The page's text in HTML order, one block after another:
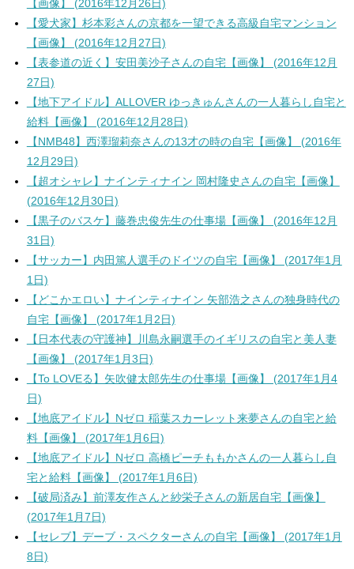
【画像】 (2016年12月26日)
【愛犬家】杉本彩さんの京都を一望できる高級自宅マンション
【画像】 (2016年12月27日)
【表参道の近く】安田美沙子さんの自宅【画像】 (2016年12月
27日)
【地下アイドル】ALLOVER ゆっきゅんさんの一人暮らし自宅と
給料【画像】 (2016年12月28日)
【NMB48】西澤瑠莉奈さんの13才の時の自宅【画像】 (2016年
12月29日)
【超オシャレ】ナインティナイン 岡村隆史さんの自宅【画像】
(2016年12月30日)
【黒子のバスケ】藤巻忠俊先生の仕事場【画像】 (2016年12月
31日)
【サッカー】内田篤人選手のドイツの自宅【画像】 (2017年1月
1日)
【どこかエロい】ナインティナイン 矢部浩之さんの独身時代の
自宅【画像】 (2017年1月2日)
【日本代表の守護神】川島永嗣選手のイギリスの自宅と美人妻
【画像】 (2017年1月3日)
【To LOVEる】矢吹健太郎先生の仕事場【画像】 (2017年1月4
日)
【地底アイドル】Nゼロ 稲葉スカーレット来夢さんの自宅と給
料【画像】 (2017年1月6日)
【地底アイドル】Nゼロ 高橋ピーチももかさんの一人暮らし自
宅と給料【画像】 (2017年1月6日)
【破局済み】前澤友作さんと紗栄子さんの新居自宅【画像】
(2017年1月7日)
【セレブ】デーブ・スペクターさんの自宅【画像】 (2017年1月
8日)